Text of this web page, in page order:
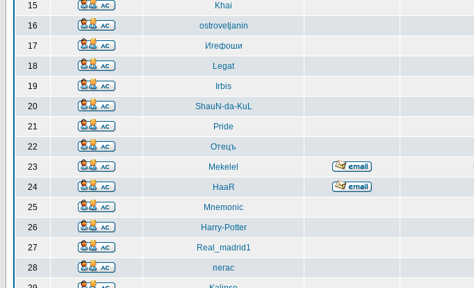
15 Khai
16 ostrovetjanin
17 Игефоши
18 Legat
19 Irbis
20 ShauN-da-KuL
21 Pride
22 Отецъ
23 Mekelel
24 HaaR
25 Mnemonic
26 Harry-Potter
27 Real_madrid1
28 пегас